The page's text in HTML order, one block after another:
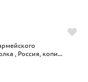
, Россия, копи...